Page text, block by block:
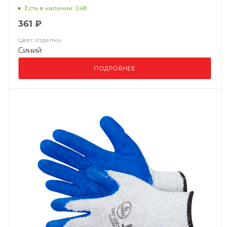
Есть в наличии: 248
361 ₽
Цвет отделки
Синий
ПОДРОБНЕЕ